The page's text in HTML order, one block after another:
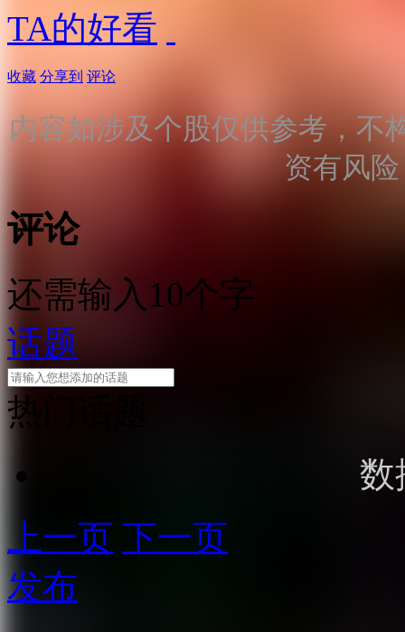
TA的好看
收藏 分享到 评论
内容如涉及个股仅供参考，不
资有风
评论
还需输入10个字
话题
热门话题
数
上一页 下一页
发布